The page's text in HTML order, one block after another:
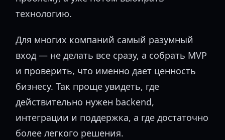
технологию.
Для многих компаний самый разумный
вход — не делать все сразу, а собрать MVP
и проверить, что именно дает ценность
бизнесу. Так проще увидеть, где
действительно нужен backend,
интеграции и поддержка, а где достаточно
более легкого решения.